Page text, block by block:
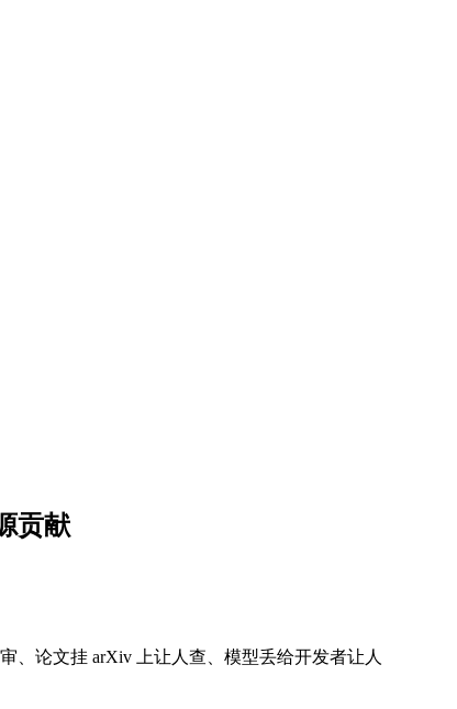
贡献
论文挂 arXiv 上让人查、模型丢给开发者让人